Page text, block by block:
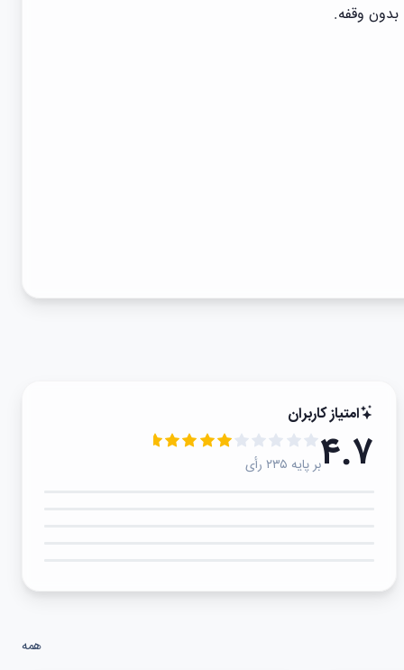
وقفه.
امتیاز کاربران
۴.۷بر پایه ۲۳۵ رأی
همه